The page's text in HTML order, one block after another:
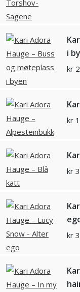
i
kr
kr
kr
kr